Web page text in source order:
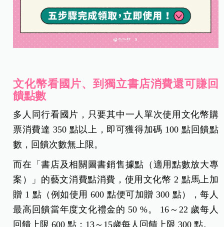
文化幣看國片、到獨立書店消費還可賺回
饋點數
多人同行看國片，只要其中一人單次使用文化幣購
票消費達 350 點以上，即可獲得加碼 100 點回饋點
數，回饋次數無上限。
而在「書店及相關圖書銷售據點（適用點數放大專
案）」的藝文消費點消費，使用文化幣 2 點馬上加
贈 1 點（例如使用 600 點便可加贈 300 點），每人
最高回饋當年度文化禮金的 50 %。 16～22 歲每人
回饋上限 600 點；13～15歲每人回饋上限 300 點。